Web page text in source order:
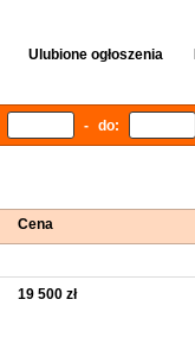
Ulubione ogłoszenia
- do:
Cena
19 500 zł